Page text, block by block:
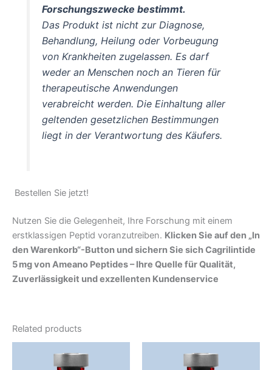
Forschungszwecke bestimmt.
Das Produkt ist nicht zur Diagnose,
Behandlung, Heilung oder Vorbeugung
von Krankheiten zugelassen. Es darf
weder an Menschen noch an Tieren für
therapeutische Anwendungen
verabreicht werden. Die Einhaltung aller
geltenden gesetzlichen Bestimmungen
liegt in der Verantwortung des Käufers.
Bestellen Sie jetzt!
Nutzen Sie die Gelegenheit, Ihre Forschung mit einem
erstklassigen Peptid voranzutreiben. Klicken Sie auf den „In
den Warenkorb“-Button und sichern Sie sich Cagrilintide
5 mg von Ameano Peptides – Ihre Quelle für Qualität,
Zuverlässigkeit und exzellenten Kundenservice
Related products